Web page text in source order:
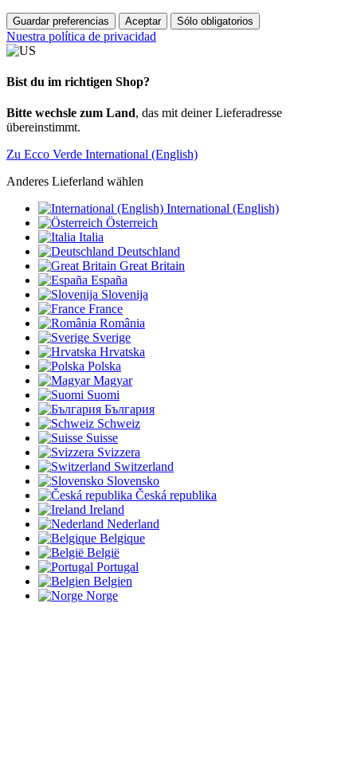
Guardar preferencias Aceptar Sólo obligatorios
Nuestra política de privacidad
Bist du im richtigen Shop?
Bitte wechsle zum Land, das mit deiner Lieferadresse
übereinstimmt.
Zu Ecco Verde International (English)
Anderes Lieferland wählen
International (English)
Österreich
Italia
Deutschland
Great Britain
España
Slovenija
France
România
Sverige
Hrvatska
Polska
Magyar
Suomi
България
Schweiz
Suisse
Svizzera
Switzerland
Slovensko
Česká republika
Ireland
Nederland
Belgique
België
Portugal
Belgien
Norge